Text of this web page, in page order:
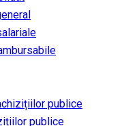
publice
publice